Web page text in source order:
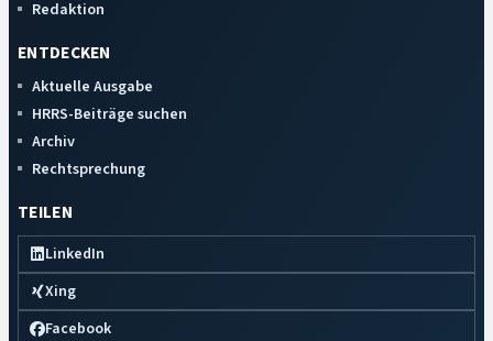
Redaktion
ENTDECKEN
Aktuelle Ausgabe
HRRS-Beiträge suchen
Archiv
Rechtsprechung
TEILEN
LinkedIn
Xing
Facebook